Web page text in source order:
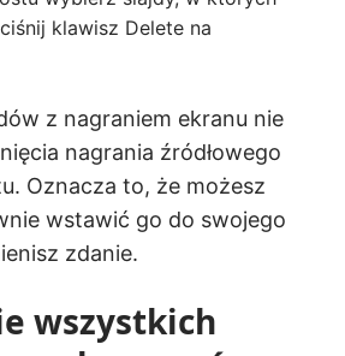
klawisz Delete na
z nagraniem ekranu nie
nagrania źródłowego
Oznacza to, że możesz
wstawić go do swojego
zdanie.
wszystkich